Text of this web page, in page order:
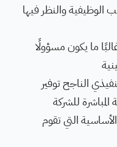
الوظيفية والنظر فيها
ما يكون مسؤولًا
الناجح توفير
المباشرة للشركة
التي تقوم